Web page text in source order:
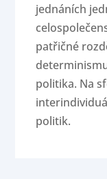
jednáních
patřičné
politika. Na
politik.